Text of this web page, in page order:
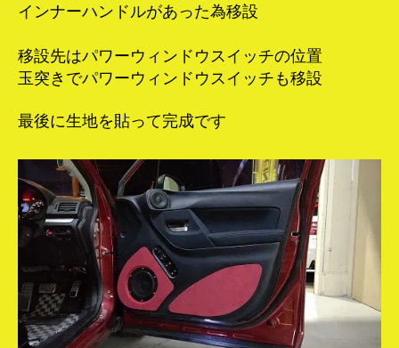
インナーハンドルがあった為移設
移設先はパワーウィンドウスイッチの位置
玉突きでパワーウィンドウスイッチも移設
最後に生地を貼って完成です